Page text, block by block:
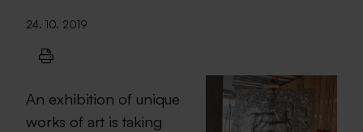
24. 10. 2019
An exhibition of unique
works of art is taking